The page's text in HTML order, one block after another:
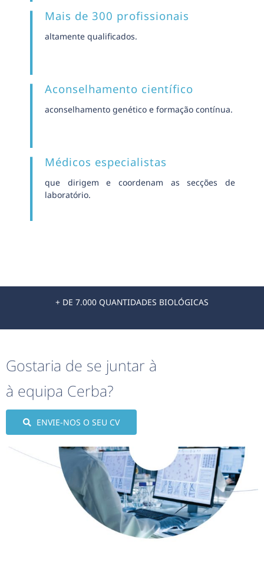
Mais de 300 profissionais
altamente qualificados.
Aconselhamento científico
aconselhamento genético e formação contínua.
Médicos especialistas
que dirigem e coordenam as secções de
laboratório.
+ DE 7.000 QUANTIDADES BIOLÓGICAS
Gostaria de se juntar à
à equipa Cerba?
ENVIE-NOS O SEU CV